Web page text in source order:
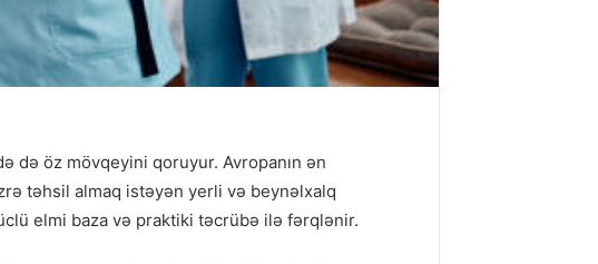
də öz mövqeyini qoruyur. Avropanın ən
təhsil almaq istəyən yerli və beynəlxalq
elmi baza və praktiki təcrübə ilə fərqlənir.